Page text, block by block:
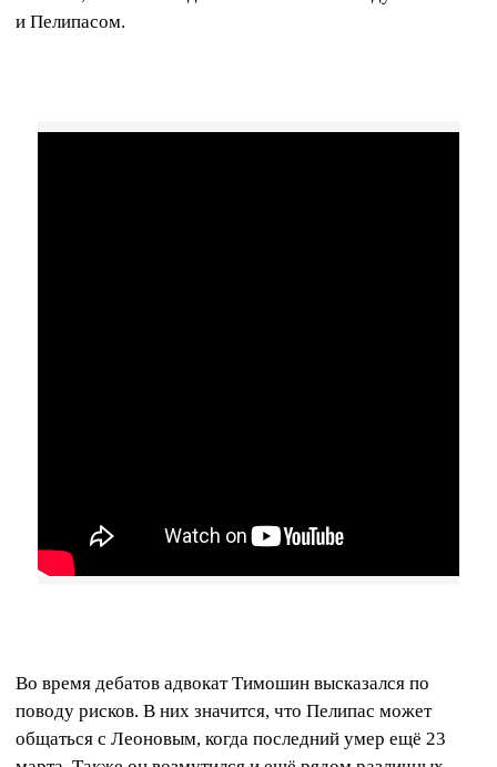
и Пелипасом.
Во время дебатов адвокат Тимошин высказался по
поводу рисков. В них значится, что Пелипас может
общаться с Леоновым, когда последний умер ещё 23